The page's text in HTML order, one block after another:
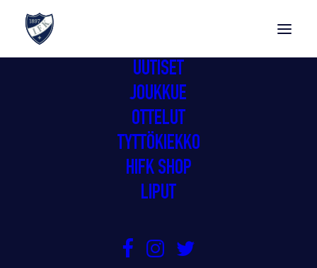
UUTISET
JOUKKUE
OTTELUT
TYTTÖKIEKKO
HIFK SHOP
LIPUT
TAKAISIN MITALIPELEIHIN!